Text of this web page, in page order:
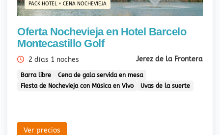
PACK HOTEL + CENA NOCHEVIEJA
Oferta Nochevieja en Hotel Barcelo
Montecastillo Golf
2 días 1 noches Jerez de la Frontera
Barra libre
Cena de gala servida en mesa
Fiesta de Nochevieja con Música en Vivo
Uvas de la suerte
Ver precios